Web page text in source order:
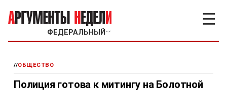
ФЕДЕРАЛЬНЫЙ ﹀
☰
//ОБЩЕСТВО
Полиция готова к митингу на Болотной